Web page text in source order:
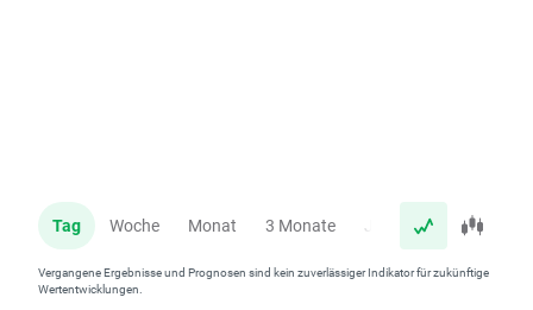
Tag Woche Monat 3 Monate Jahr
Vergangene Ergebnisse und Prognosen sind kein zuverlässiger Indikator für zukünftige
Wertentwicklungen.